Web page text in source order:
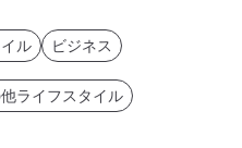
ル ビジネス
ライフスタイル